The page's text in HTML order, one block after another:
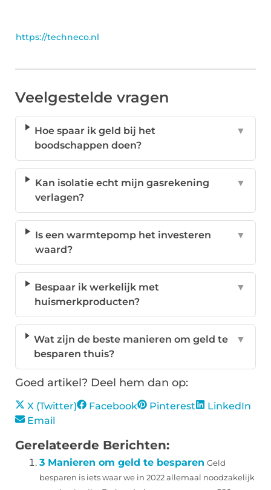
https://techneco.nl
Veelgestelde vragen
Hoe spaar ik geld bij het
boodschappen doen?
▼
Kan isolatie echt mijn gasrekening
verlagen?
▼
Is een warmtepomp het investeren
waard?
▼
Bespaar ik werkelijk met
huismerkproducten?
▼
Wat zijn de beste manieren om geld te
besparen thuis?
▼
Goed artikel? Deel hem dan op:
X (Twitter) Facebook Pinterest
LinkedIn
Email
Gerelateerde Berichten:
3 Manieren om geld te besparen Geld
besparen is iets waar we in 2022 allemaal noodzakelijk